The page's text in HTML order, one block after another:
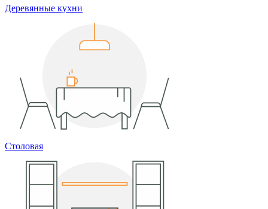
Деревянные кухни
Столовая